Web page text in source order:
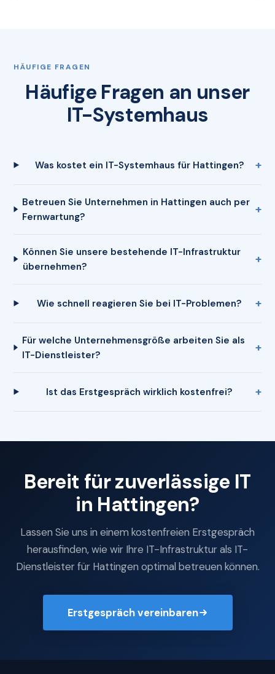
HÄUFIGE FRAGEN
Häufige Fragen an unser
IT-Systemhaus
Was kostet ein IT-Systemhaus für Hattingen?
Betreuen Sie Unternehmen in Hattingen auch per
Fernwartung?
Können Sie unsere bestehende IT-Infrastruktur
übernehmen?
Wie schnell reagieren Sie bei IT-Problemen?
Für welche Unternehmensgröße arbeiten Sie als
IT-Dienstleister?
Ist das Erstgespräch wirklich kostenfrei?
Bereit für zuverlässige IT
in Hattingen?
Lassen Sie uns in einem kostenfreien Erstgespräch
herausfinden, wie wir Ihre IT-Infrastruktur als IT-
Dienstleister für Hattingen optimal betreuen können.
Erstgespräch vereinbaren